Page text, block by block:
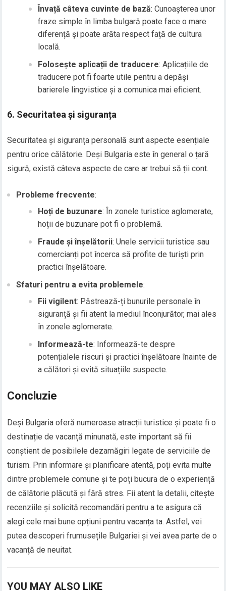
Învață câteva cuvinte de bază: Cunoașterea unor
fraze simple în limba bulgară poate face o mare
diferență și poate arăta respect față de cultura
locală.
Folosește aplicații de traducere: Aplicațiile de
traducere pot fi foarte utile pentru a depăși
barierele lingvistice și a comunica mai eficient.
6. Securitatea și siguranța
Securitatea și siguranța personală sunt aspecte esențiale
pentru orice călătorie. Deși Bulgaria este în general o țară
sigură, există câteva aspecte de care ar trebui să ții cont.
Probleme frecvente:
Hoți de buzunare: În zonele turistice aglomerate,
hoții de buzunare pot fi o problemă.
Fraude și înșelătorii: Unele servicii turistice sau
comercianți pot încerca să profite de turiști prin
practici înșelătoare.
Sfaturi pentru a evita problemele:
Fii vigilent: Păstrează-ți bunurile personale în
siguranță și fii atent la mediul înconjurător, mai ales
în zonele aglomerate.
Informează-te: Informează-te despre
potențialele riscuri și practici înșelătoare înainte de
a călători și evită situațiile suspecte.
Concluzie
Deși Bulgaria oferă numeroase atracții turistice și poate fi o
destinație de vacanță minunată, este important să fii
conștient de posibilele dezamăgiri legate de serviciile de
turism. Prin informare și planificare atentă, poți evita multe
dintre problemele comune și te poți bucura de o experiență
de călătorie plăcută și fără stres. Fii atent la detalii, citește
recenziile și solicită recomandări pentru a te asigura că
alegi cele mai bune opțiuni pentru vacanța ta. Astfel, vei
putea descoperi frumusețile Bulgariei și vei avea parte de o
vacanță de neuitat.
YOU MAY ALSO LIKE